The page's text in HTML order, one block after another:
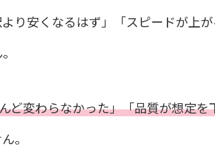
り安くなるはず」「スピードが上
ど変わらなかった」「品質が想定を
。